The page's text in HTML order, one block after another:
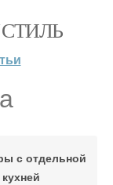
с отдельной
кухней